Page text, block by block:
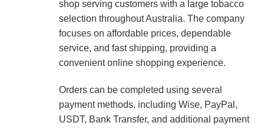
shop serving customers with a large tobacco
selection throughout Australia. The company
focuses on affordable prices, dependable
service, and fast shipping, providing a
convenient online shopping experience.
Orders can be completed using several
payment methods, including Wise, PayPal,
USDT, Bank Transfer, and additional payment